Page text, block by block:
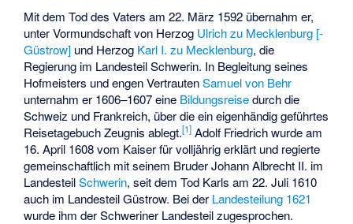
Mit dem Tod des Vaters am 22. März 1592 übernahm er,
unter Vormundschaft von Herzog Ulrich zu Mecklenburg [-
Güstrow] und Herzog Karl I. zu Mecklenburg, die
Regierung im Landesteil Schwerin. In Begleitung seines
Hofmeisters und engen VertrautenSamuel von Behr
unternahm er 1606–1607 eine Bildungsreisedurch die
Schweiz und Frankreich, über die ein eigenhändig geführtes
Reisetagebuch Zeugnis ablegt.[1] Adolf Friedrich wurde am
16. April 1608 vom Kaiser für volljährig erklärt und regierte
gemeinschaftlich mit seinem Bruder Johann Albrecht II. im
LandesteilSchwerin, seit dem Tod Karls am 22. Juli 1610
auch im Landesteil Güstrow. Bei der Landesteilung 1621
wurde ihm der Schweriner Landesteil zugesprochen.